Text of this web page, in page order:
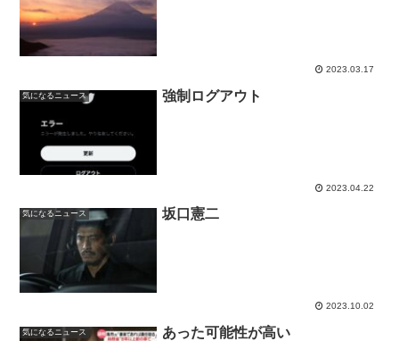
2023.03.17
気になるニュース 強制ログアウト
2023.04.22
気になるニュース 坂口憲二
2023.10.02
気になるニュース あった可能性が高い